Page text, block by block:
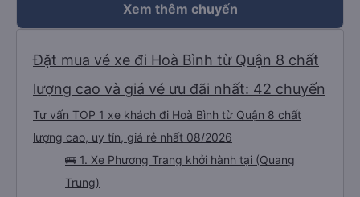
Xem thêm chuyến
Đặt mua vé xe đi Hoà Bình từ Quận 8 chất
lượng cao và giá vé ưu đãi nhất: 42 chuyến
Tư vấn TOP 1 xe khách đi Hoà Bình từ Quận 8 chất
lượng cao, uy tín, giá rẻ nhất 08/2026
🚌 1. Xe Phương Trang khởi hành tại (Quang
Trung)